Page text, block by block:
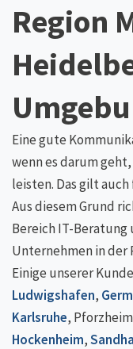
Region
Eine gute
wenn es darum
leisten. Das gilt
Aus diesem Grund
Bereich IT-
Unternehmen in der
Einige unserer
Ludwigshafen,
Karlsruhe,
Hockenheim,